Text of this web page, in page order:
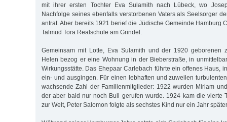
mit ihrer ersten Tochter Eva Sulamith nach Lübeck, wo
Nachfolge seines ebenfalls verstorbenen Vaters als Seelsorger
antrat. Aber bereits 1921 berief die Jüdische Gemeinde Hamburg
Talmud Tora Realschule am Grindel.
Gemeinsam mit Lotte, Eva Sulamith und der 1920 geborenen
Helen bezog er eine Wohnung in der Bieberstraße, in
Wirkungsstätte. Das Ehepaar Carlebach führte ein offenes Haus,
ein- und ausgingen. Für einen lebhaften und zuweilen
wachsende Zahl der Familienmitglieder: 1922 wurden Miriam
der aber bald nur noch Buli gerufen wurde. 1924 kam die vierte
zur Welt, Peter Salomon folgte als sechstes Kind nur ein Jahr